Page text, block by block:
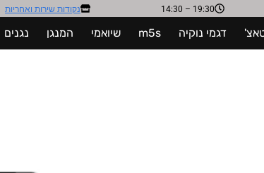
19:30 – 14:30 נקודות שירות ואחריות​
דגמי נוקיה m5s שיואמי המנגן נגנים